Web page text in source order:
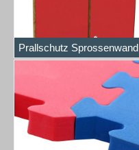
Prallschutz Sprossenwand